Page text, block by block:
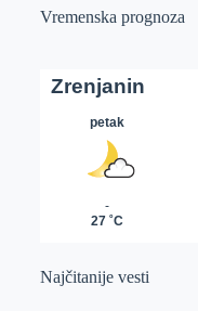
Vremenska prognoza
Najčitanije vesti